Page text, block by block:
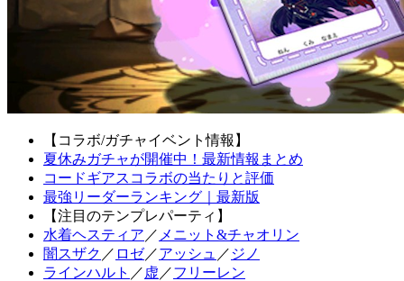
【コラボ/ガチャイベント情報】
夏休みガチャが開催中！最新情報まとめ
コードギアスコラボの当たりと評価
最強リーダーランキング｜最新版
【注目のテンプレパーティ】
水着ヘスティア ／ メニット&チャオリン
闇スザク ／ ロゼ／アッシュ ／ ジノ
ラインハルト ／ 虚 ／フリーレン